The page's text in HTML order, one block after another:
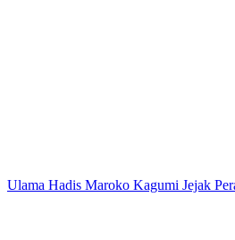
Ulama Hadis Maroko Kagumi Jejak